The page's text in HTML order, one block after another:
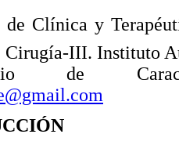
Clínica y
Cirugía-III. Instituto
de